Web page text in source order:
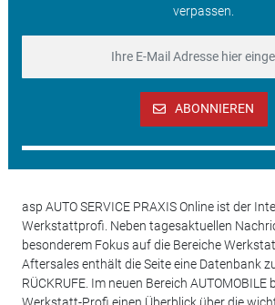
verpassen.
ABONNIEREN
asp AUTO SERVICE PRAXIS Online ist der
Werkstattprofi. Neben tagesaktuellen
besonderem Fokus auf die Bereiche
Aftersales enthält die Seite eine Datenbank
RÜCKRUFE. Im neuen Bereich AUTOMOBILE